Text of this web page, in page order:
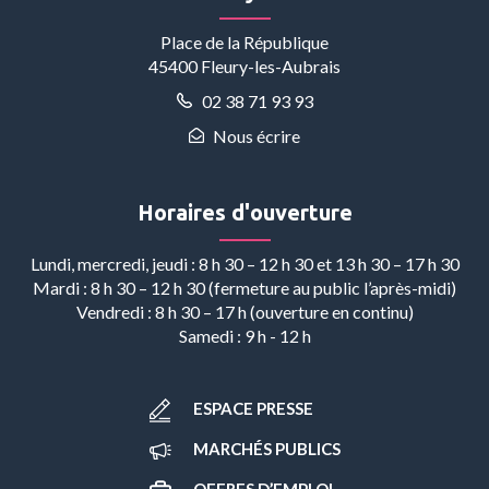
Place de la République
45400 Fleury-les-Aubrais
02 38 71 93 93
Nous écrire
Horaires d'ouverture
Lundi, mercredi, jeudi : 8 h 30 – 12 h 30 et 13 h 30 – 17 h 30
Mardi : 8 h 30 – 12 h 30 (fermeture au public l’après-midi)
Vendredi : 8 h 30 – 17 h (ouverture en continu)
Samedi : 9 h - 12 h
ESPACE PRESSE
MARCHÉS PUBLICS